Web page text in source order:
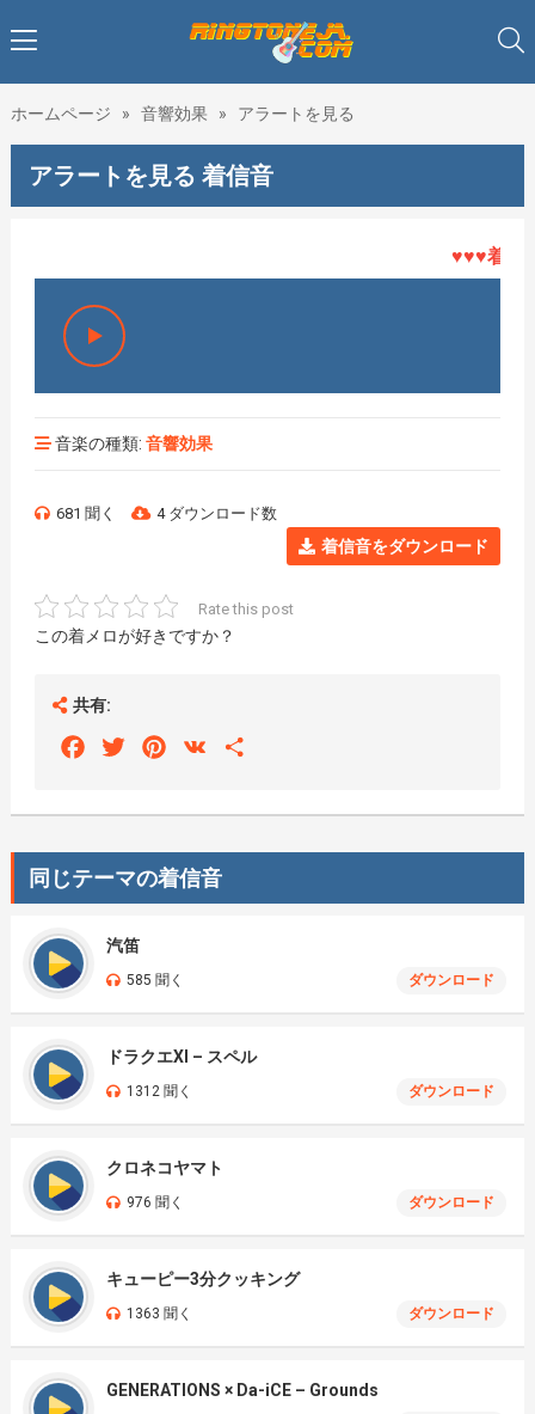
ホームページ » 音響効果 » アラートを見る
アラートを見る 着信音
♥♥♥着メロ
音楽の種類: 音響効果
681 聞く 4 ダウンロード数
着信音をダウンロード
Rate this post
この着メロが好きですか？
共有:
FacebookTwitterPinterest
VK
同じテーマの着信音
汽笛
585 聞く ダウンロード
ドラクエXI – スペル
1312 聞く ダウンロード
クロネコヤマト
976 聞く ダウンロード
キューピー3分クッキング
1363 聞く ダウンロード
GENERATIONS × Da-iCE – Grounds